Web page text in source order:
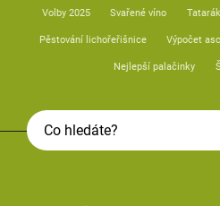
Volby 2025 Svařené víno
Pěstování lichořeřišnice Výpočet
Nejlepší palačinky